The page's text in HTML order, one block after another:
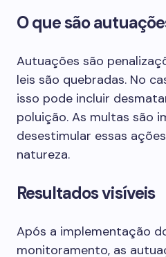
O que são
Autuações são
leis são quebradas. No
isso pode incluir
poluição. As multas são
desestimular essas
natureza.
Resultados visíveis
Após a implementação
monitoramento, as